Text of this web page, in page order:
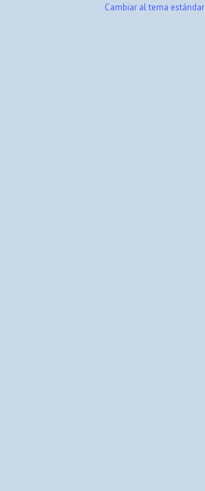
Cambiar al tema estándar